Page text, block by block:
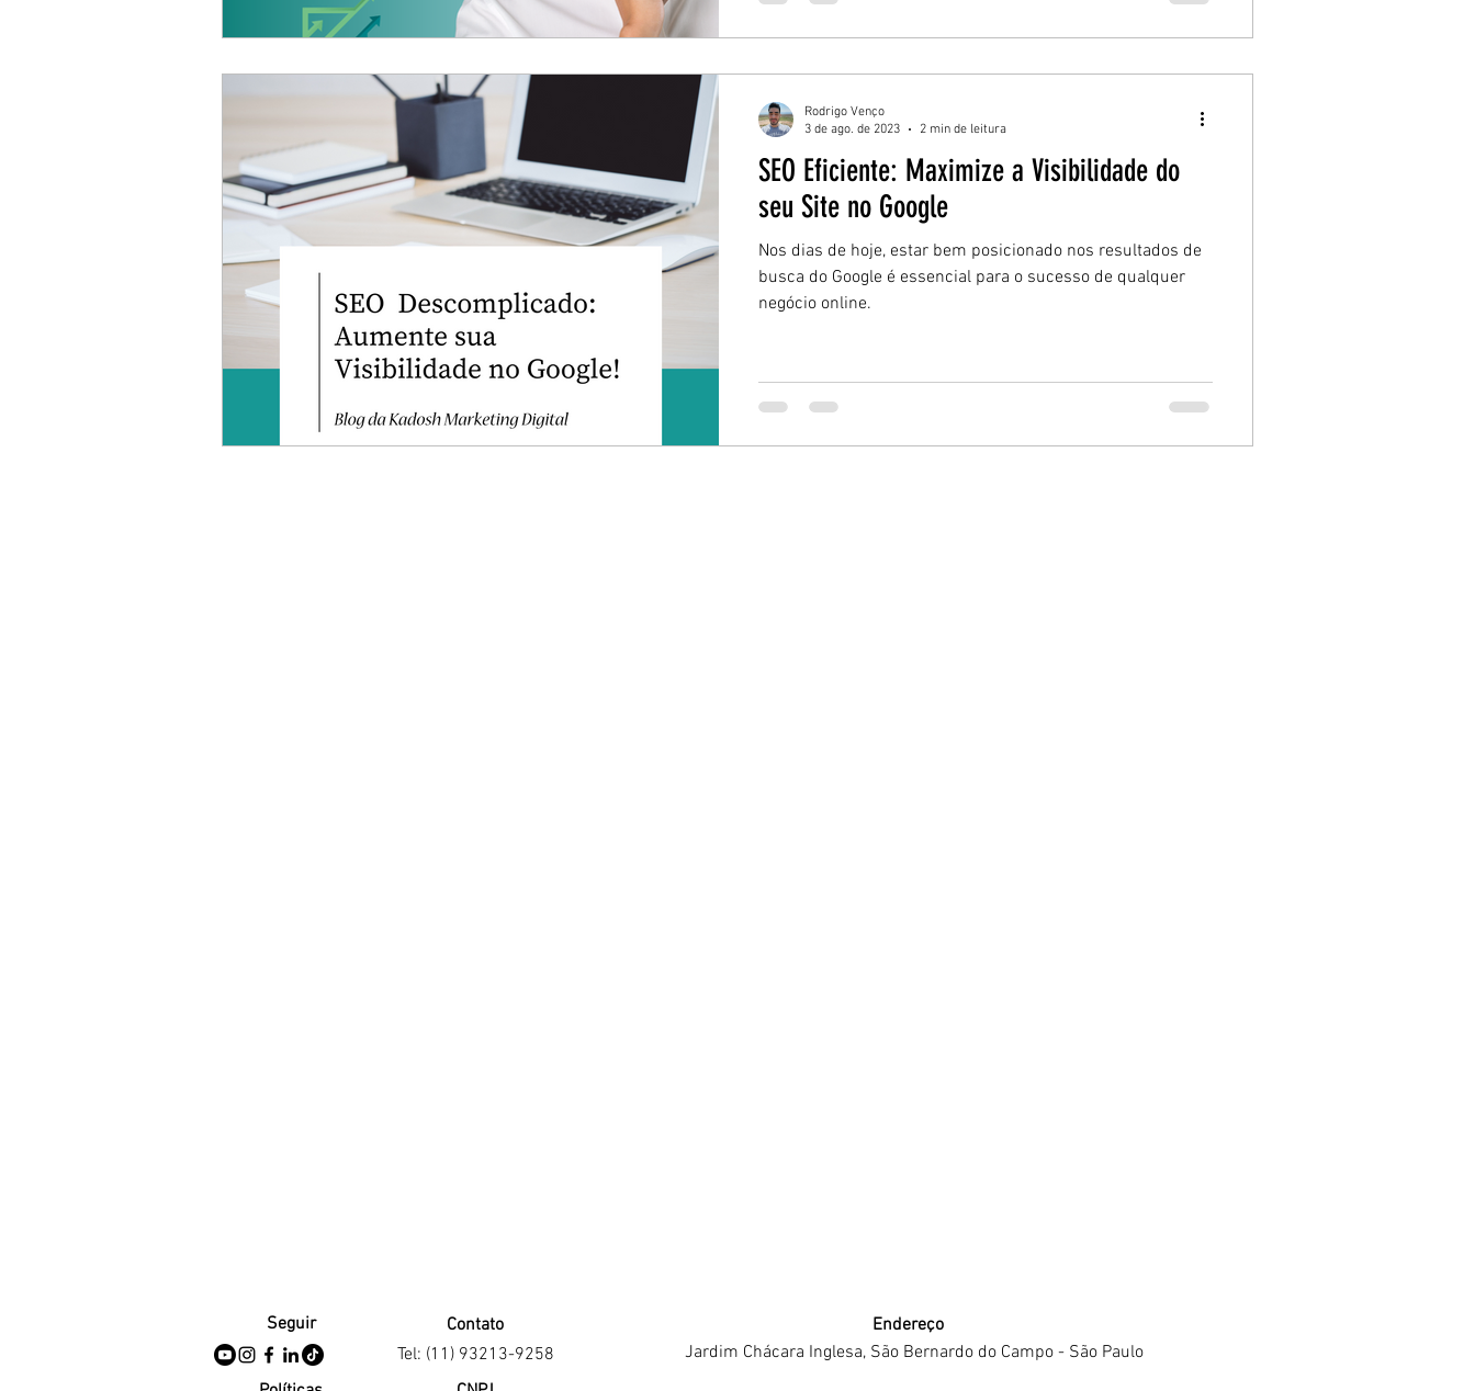
SEO Eficiente: Maximize a Visibilidade do
seu Site no Google
Nos dias de hoje, estar bem posicionado nos resultados de
busca do Google é essencial para o sucesso de qualquer
negócio online.
Rodrigo Venço
3 de ago. de 2023
2 min de leitura
Seguir
Contato
Tel: (11) 93213-9258
Endereço
Jardim Chácara Inglesa, São Bernardo do Campo - São Paulo